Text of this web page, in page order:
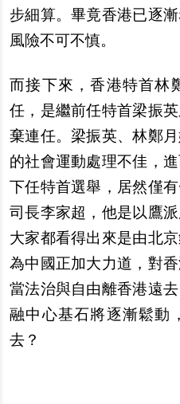
步細算。畢竟香港已逐
風險不可不慎。
而接下來，香港特首林
任，是繼前任特首梁振
棄連任。梁振英、林鄭
的社會運動處理不佳，
下任特首選舉，居然僅
司長李家超，他是以鷹
大家都看得出來是由北
為中國正加大力道，對
當法治與自由離香港遠
融中心基石將逐漸鬆動
去？